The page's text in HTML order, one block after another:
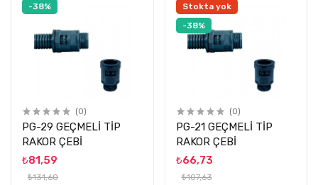
-38%
(0)
PG-29 GEÇMELİ TİP
RAKOR ÇEBİ
₺81,59
₺131,60
Stokta yok
-38%
(0)
PG-21 GEÇMELİ TİP
RAKOR ÇEBİ
₺66,73
₺107,63